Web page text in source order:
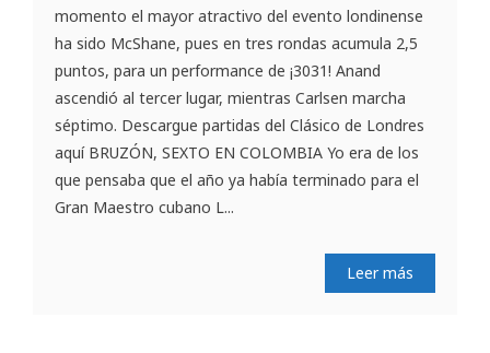
momento el mayor atractivo del evento londinense
ha sido McShane, pues en tres rondas acumula 2,5
puntos, para un performance de ¡3031! Anand
ascendió al tercer lugar, mientras Carlsen marcha
séptimo. Descargue partidas del Clásico de Londres
aquí BRUZÓN, SEXTO EN COLOMBIA Yo era de los
que pensaba que el año ya había terminado para el
Gran Maestro cubano L...
Leer más